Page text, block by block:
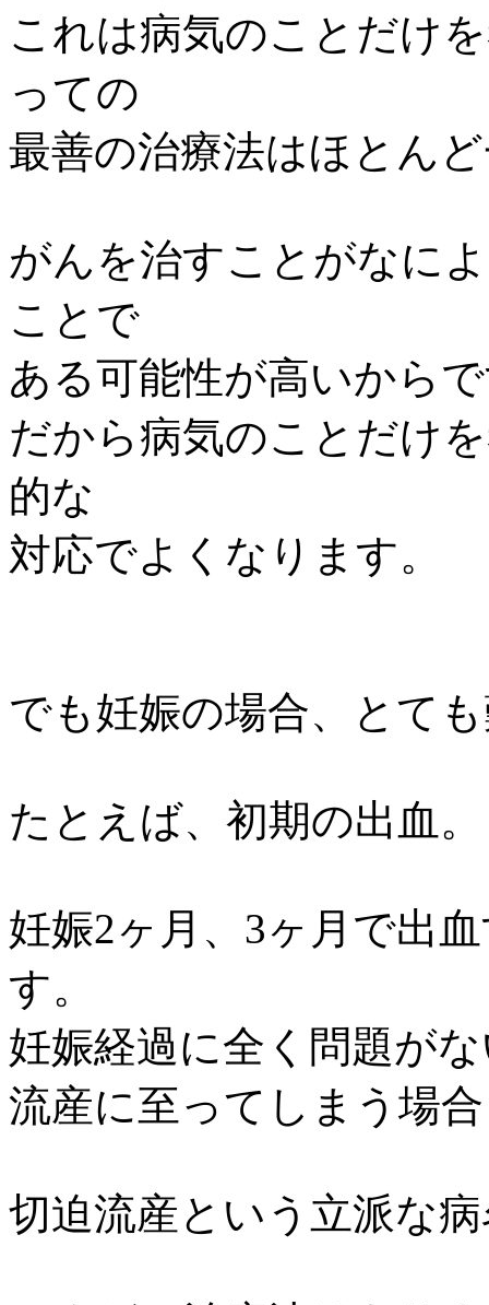
これは病気のことだけ
っての
最善の治療法はほとん
がんを治すことがなに
ことで
ある可能性が高いから
だから病気のことだけ
的な
対応でよくなります。
でも妊娠の場合、とて
たとえば、初期の出血。
妊娠2ヶ月、3ヶ月で出
す。
妊娠経過に全く問題が
流産に至ってしまう場
切迫流産という立派な